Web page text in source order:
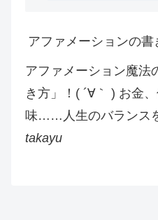
アファメーションの書
アファメーション魔法
き方」！( ´∀｀ ) お金
味……人生のバランス
takayu